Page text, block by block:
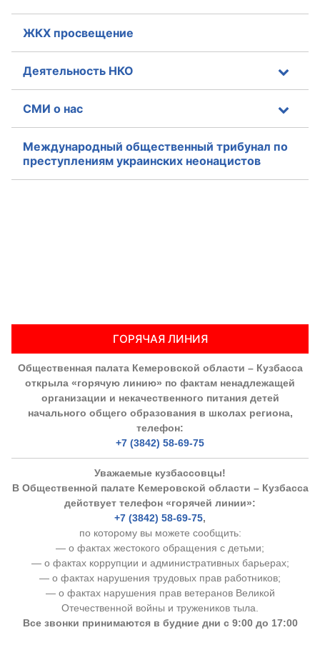
Аппарат ОП КО
Доходы руководителя за 2024 г.
ЖКХ просвещение
Деятельность НКО
СМИ о нас
Международный общественный трибунал по
преступлениям украинских неонацистов
ГОРЯЧАЯ ЛИНИЯ
Общественная палата Кемеровской области – Кузбасса
открыла «горячую линию» по фактам ненадлежащей
организации и некачественного питания детей
начального общего образования в школах региона,
телефон:
+7 (3842) 58-69-75
Уважаемые кузбассовцы!
В Общественной палате Кемеровской области – Кузбасса
действует телефон «горячей линии»:
+7 (3842) 58-69-75,
по которому вы можете сообщить:
— о фактах жестокого обращения с детьми;
— о фактах коррупции и административных барьерах;
— о фактах нарушения трудовых прав работников;
— о фактах нарушения прав ветеранов Великой
Отечественной войны и тружеников тыла.
Все звонки принимаются в будние дни с 9:00 до 17:00